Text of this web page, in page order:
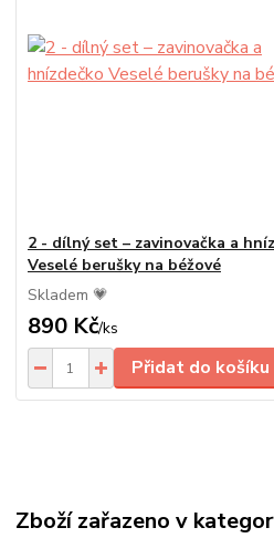
2 - dílný set – zavinovačka a
Veselé berušky na béžové
Skladem 💗
890 Kč/ks
Přidat do košíku
Zboží zařazeno v